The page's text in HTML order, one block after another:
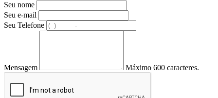
Seu nome
Seu e-mail
Seu Telefone
Mensagem Máximo 600 caracteres.